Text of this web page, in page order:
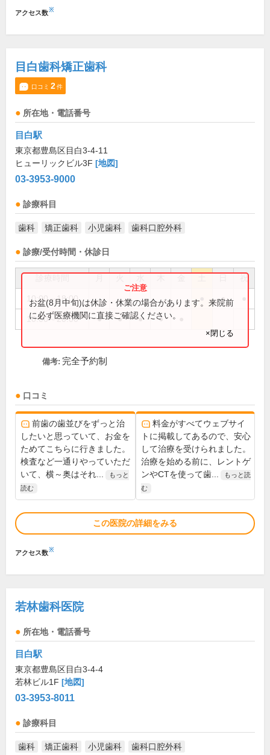
アクセス数※
目白歯科矯正歯科
口コミ 2件
所在地・電話番号
目白駅
東京都豊島区目白3-4-11
ヒューリックビル3F [地図]
03-3953-9000
診療科目
歯科 矯正歯科 小児歯科 歯科口腔外科
診療/受付時間・休診日
祝
10:00～18:00 ●
10:00～20:00 ● ● ● ●
お盆(8月中旬)は休診・休業の場合があります。来院前
に必ず医療機関に直接ご確認ください。
×閉じる
備考: 完全予約制
口コミ
前歯の歯並びをずっと治
したいと思っていて、お金を
ためてこちらに行きました。
検査など一通りやっていただ
いて、横～奥はそれ...
もっと
読む
料金がすべてウェブサイ
トに掲載してあるので、安心
して治療を受けられました。
治療を始める前に、レントゲ
ンやCTを使って歯...
もっと読
む
この医院の詳細をみる
アクセス数※
若林歯科医院
所在地・電話番号
目白駅
東京都豊島区目白3-4-4
若林ビル1F [地図]
03-3953-8011
診療科目
歯科 矯正歯科 小児歯科 歯科口腔外科